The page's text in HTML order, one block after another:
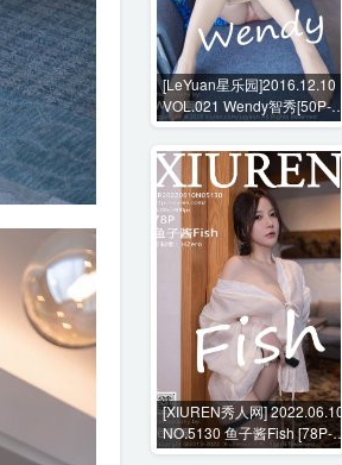
[LeYuan星乐园]2016.12.10
VOL.021 Wendy智秀[50P-
200M]
[XIUREN秀人网] 2022.06.10
NO.5130 鱼子酱Fish [78P-
829MB]